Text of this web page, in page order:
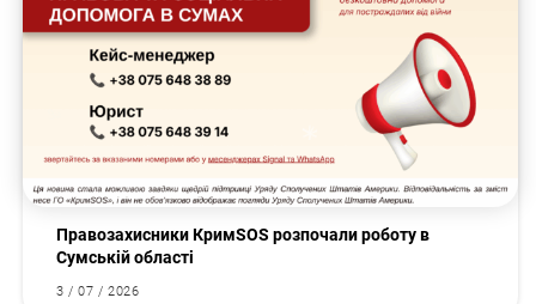
Правозахисники КримSOS розпочали роботу в
Сумській області
3 / 07 / 2026